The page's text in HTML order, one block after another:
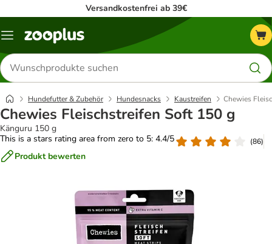
Versandkostenfrei ab 39€
Menü
Produkte
suchen
Hundefutter & Zubehör Hundesnacks Kaustreifen Chewies
Chewies Fleischstreifen Soft 150 g
Känguru 150 g
This is a stars rating area from zero to 5: 4.4/5
(86)
Produkt bewerten